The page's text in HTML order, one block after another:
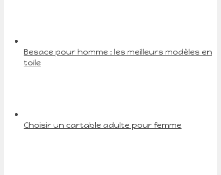
Besace pour homme : les meilleurs modèles en
toile
Choisir un cartable adulte pour femme